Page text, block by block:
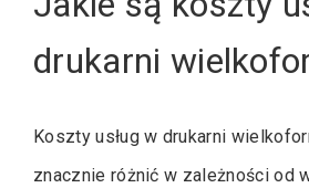
drukarni
Koszty usług w drukarni
znacznie różnić w zależności od